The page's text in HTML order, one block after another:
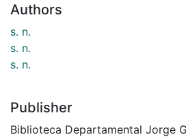
Authors
s. n.
s. n.
s. n.
Publisher
Biblioteca Departamental Jorge